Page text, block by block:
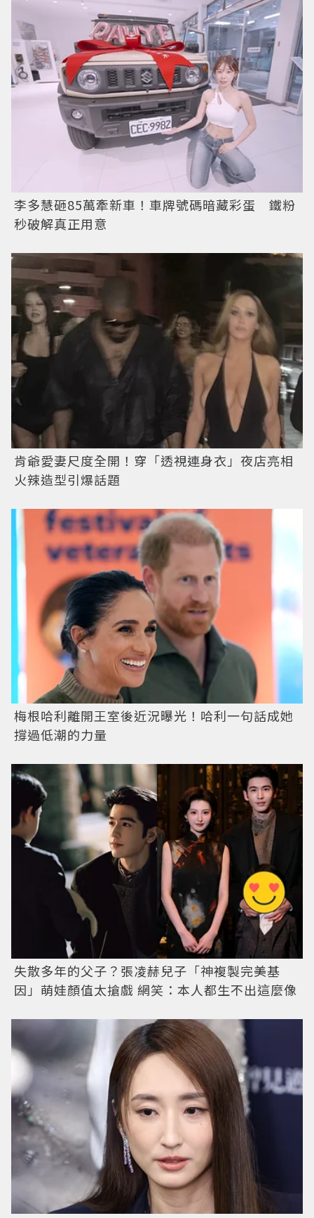
李多慧砸85萬牽新車！車牌號碼暗藏彩蛋 鐵粉
秒破解真正用意
肯爺愛妻尺度全開！穿「透視連身衣」夜店亮相
火辣造型引爆話題
梅根哈利離開王室後近況曝光！哈利一句話成她
撐過低潮的力量
失散多年的父子？張凌赫兒子「神複製完美基
因」萌娃顏值太搶戲 網笑：本人都生不出這麼像